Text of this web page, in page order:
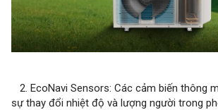
2. EcoNavi Sensors: Các cảm biến thông
sự thay đổi nhiệt độ và lượng người trong